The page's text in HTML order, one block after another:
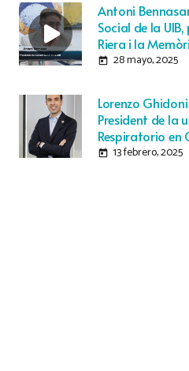
Antoni
Social de la
Riera i la
today 28 mayo, 2025
Lorenzo
President de la
Respiratorio en
today 13 febrero, 2025